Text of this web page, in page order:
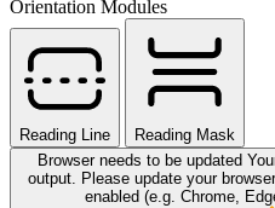
Orientation Modules
Reading Line
Reading Mask
Browser needs to be updated
output. Please update your
enabled (e.g. Chrome,